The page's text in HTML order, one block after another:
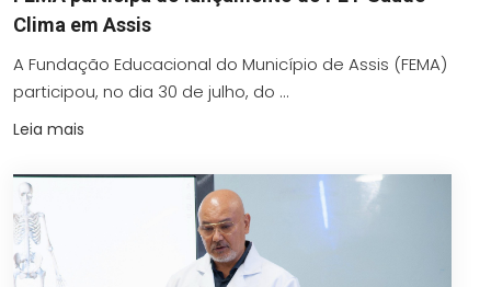
Clima em Assis
A Fundação Educacional do Município de Assis (FEMA)
participou, no dia 30 de julho, do ...
Leia mais